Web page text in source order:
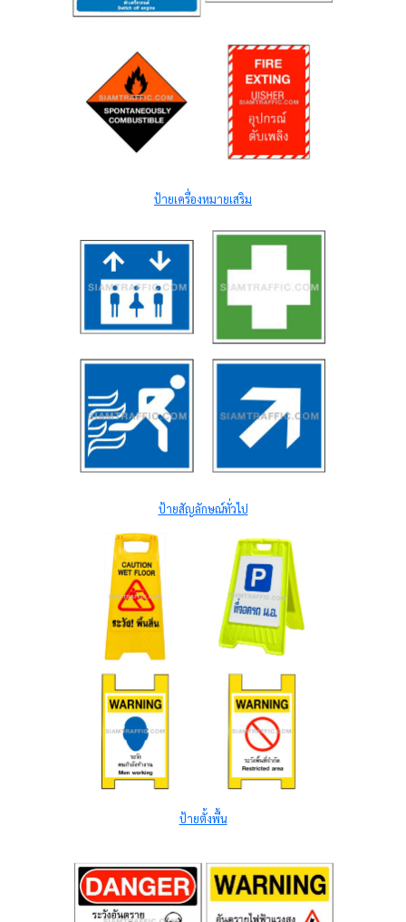
ป้ายเครื่องหมายเสริม
ป้ายสัญลักษณ์ทั่วไป
ป้ายตั้งพื้น